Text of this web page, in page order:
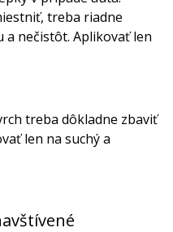
treba riadne
nečistôt. Aplikovať len
treba dôkladne zbaviť
len na suchý a